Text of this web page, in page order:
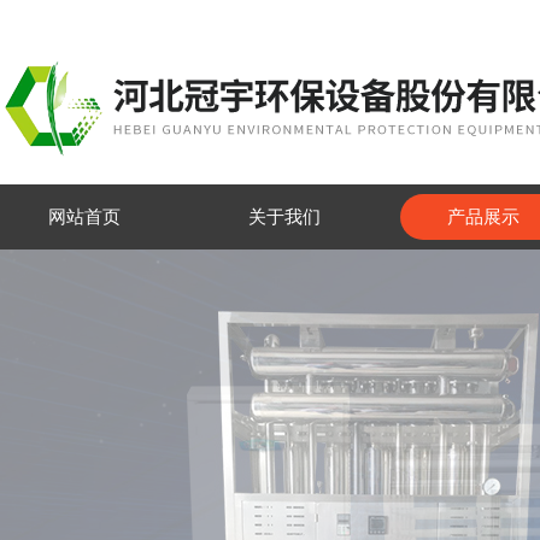
网站首页 关于我们 产品展示